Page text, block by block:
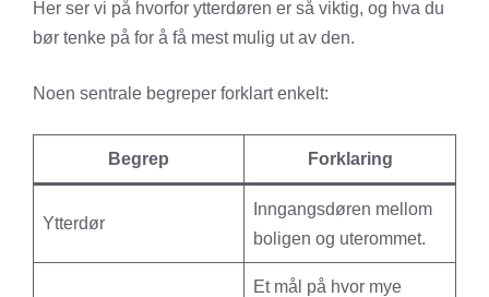
Her ser vi på hvorfor ytterdøren er så viktig, og hva du
bør tenke på for å få mest mulig ut av den.
Noen sentrale begreper forklart enkelt:
Begrep Forklaring
Ytterdør
Inngangsdøren mellom
boligen og uterommet.
Et mål på hvor mye